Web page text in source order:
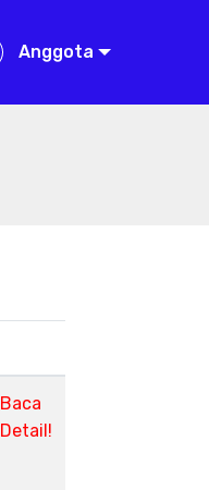
Anggota
Baca
Detail!